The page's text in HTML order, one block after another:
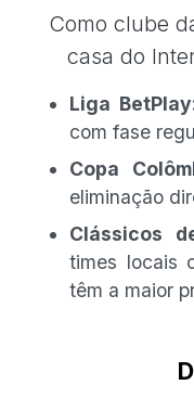
Como clube
casa do
Liga
com fase
Copa
eliminação
Clássicos
times locais
têm a maior